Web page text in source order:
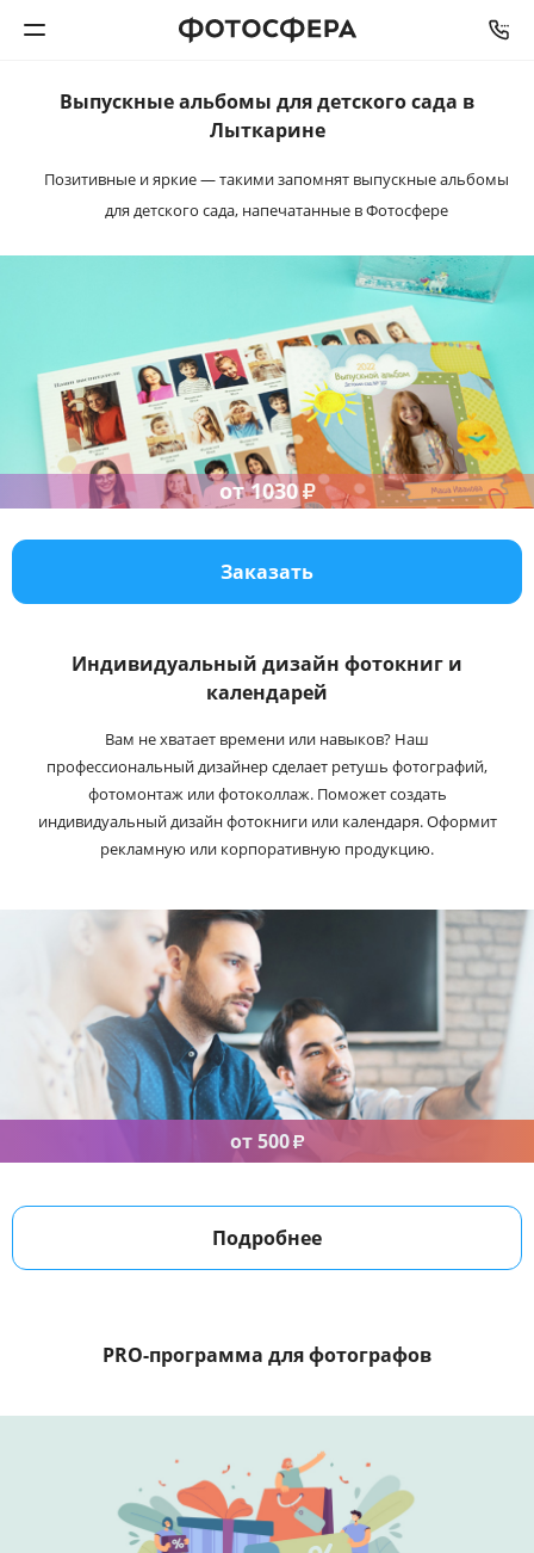
Печать фото
Фотокниги
Фотоподарки
Багетная мастерская
Полиграфия
Выпускные альбомы для детского сада в
Лыткарине
Позитивные и яркие — такими запомнят выпускные альбомы
для детского сада, напечатанные в Фотосфере
Заказать
от1030₽
Индивидуальный дизайн фотокниг и
календарей
от 500₽
Вам не хватает времени или навыков? Наш
профессиональный дизайнер сделает ретушь фотографий,
фотомонтаж или фотоколлаж. Поможет создать
индивидуальный дизайн фотокниги или календаря. Оформит
рекламную или корпоративную продукцию.
Подробнее
PRO-программа для фотографов